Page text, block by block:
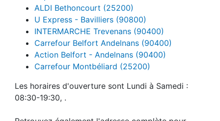
Super U - Hericourt (70400)
ALDI Bethoncourt (25200)
U Express - Bavilliers (90800)
INTERMARCHE Trevenans (90400)
Carrefour Belfort Andelnans (90400)
Action Belfort - Andelnans (90400)
Les horaires d'ouverture sont Lundi à Samedi :